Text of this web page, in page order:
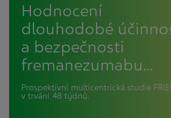
Hodnocení
dlouhodobé
a bezpečnosti
fremanezumabu…
Prospektivní multicentrická studie
v trvání 48 týdnů.